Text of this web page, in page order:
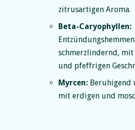
zitrusartigen Aroma.
Beta-Caryophyllen:
schmerzlindernd,
und pfeffrigen
Myrcen: Beruhigend
mit erdigen und